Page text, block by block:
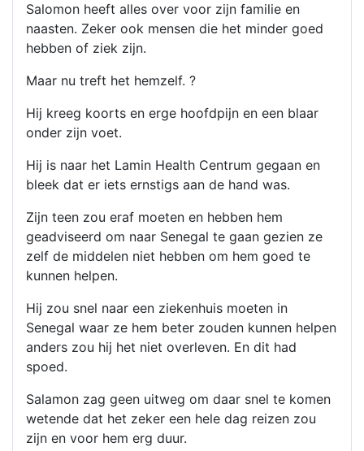
Salomon heeft alles over voor zijn familie en
naasten. Zeker ook mensen die het minder goed
hebben of ziek zijn.
Maar nu treft het hemzelf. ?
Hij kreeg koorts en erge hoofdpijn en een blaar
onder zijn voet.
Hij is naar het Lamin Health Centrum gegaan en
bleek dat er iets ernstigs aan de hand was.
Zijn teen zou eraf moeten en hebben hem
geadviseerd om naar Senegal te gaan gezien ze
zelf de middelen niet hebben om hem goed te
kunnen helpen.
Hij zou snel naar een ziekenhuis moeten in
Senegal waar ze hem beter zouden kunnen helpen
anders zou hij het niet overleven. En dit had
spoed.
Salamon zag geen uitweg om daar snel te komen
wetende dat het zeker een hele dag reizen zou
zijn en voor hem erg duur.